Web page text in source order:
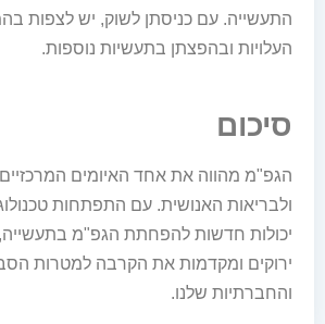
התעשייה. עם כניסתן לשוק, יש לצפות
העלויות ובהפצתן בתעשיות נוספות.
סיכום
הגפ"מ מהווה את אחד האיומים
ולבריאות האנושית. עם התפתחות
יכולות חדשות להפחתת הגפ"מ בתעשייה,
ירוקים ומקדמות את הקרבה למטרות
והחברתיות שלנו.